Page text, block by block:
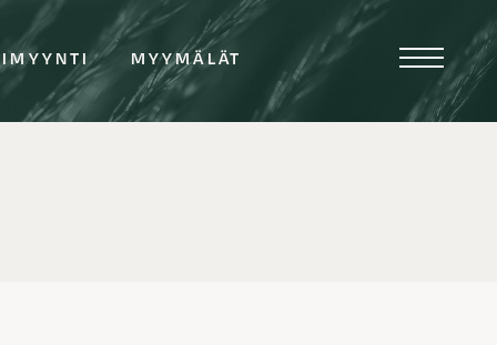
MYYMÄLÄT